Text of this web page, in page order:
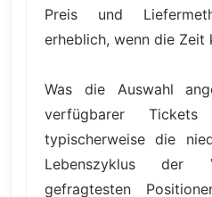
Preis und
erheblich, wenn die Zeit
Was die Auswahl
verfügbarer
typischerweise die
Lebenszyklus der
gefragtesten